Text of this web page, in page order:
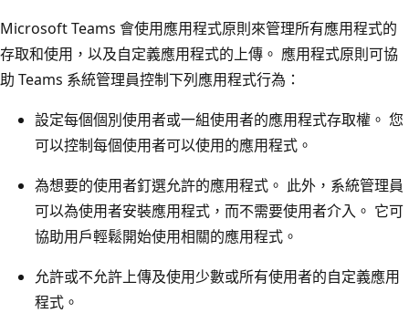
Microsoft Teams 會使用應用程式原則來管理所有應用程式的
存取和使用，以及自定義應用程式的上傳。 應用程式原則可協
助 Teams 系統管理員控制下列應用程式行為：
設定每個個別使用者或一組使用者的應用程式存取權。 您
可以控制每個使用者可以使用的應用程式。
為想要的使用者釘選允許的應用程式。 此外，系統管理員
可以為使用者安裝應用程式，而不需要使用者介入。 它可
協助用戶輕鬆開始使用相關的應用程式。
允許或不允許上傳及使用少數或所有使用者的自定義應用
程式。